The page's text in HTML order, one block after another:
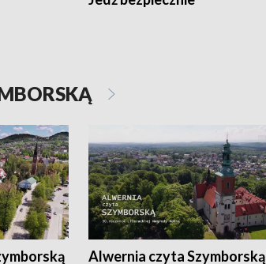
Alwernia czyta Szymborską